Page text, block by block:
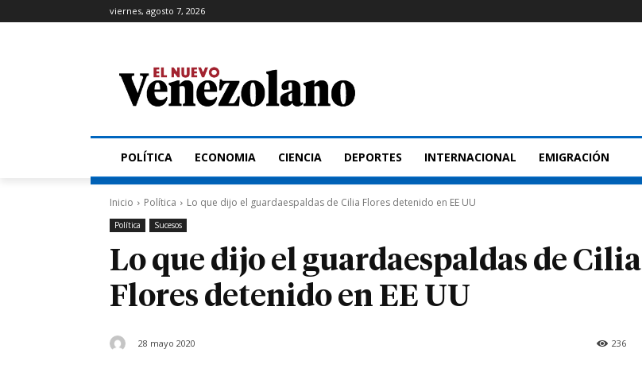
viernes, agosto 7, 2026
POLÍTICA ECONOMIA CIENCIA DEPORTES INTERNACIONAL EMIGRACIÓN
Inicio Política Lo que dijo el guardaespaldas de Cilia Flores detenido en EE UU
Política Sucesos
Lo que dijo el guardaespaldas de Cilia
Flores detenido en EE UU
28 mayo 2020 236